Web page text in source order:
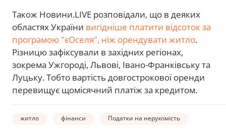
Також Новини.LIVE розповідали, що в деяких
областях України вигідніше платити відсоток за
програмою "єОселя", ніж орендувати житло.
Різницю зафіксували в західних регіонах,
зокрема Ужгороді, Львові, Івано-Франківську та
Луцьку. Тобто вартість довгострокової оренди
перевищує щомісячний платіж за кредитом.
житло фінанси Податки на нерухомість